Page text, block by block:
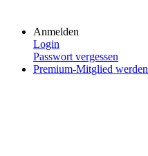
Anmelden
Login
Passwort vergessen
Premium-Mitglied werden